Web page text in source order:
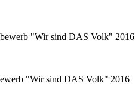
"Wir sind DAS Volk" 2016
"Wir sind DAS Volk" 2016